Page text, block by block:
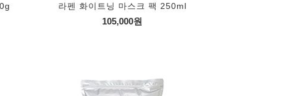
라펜 화이트닝 마스크 팩 250ml
105,000원